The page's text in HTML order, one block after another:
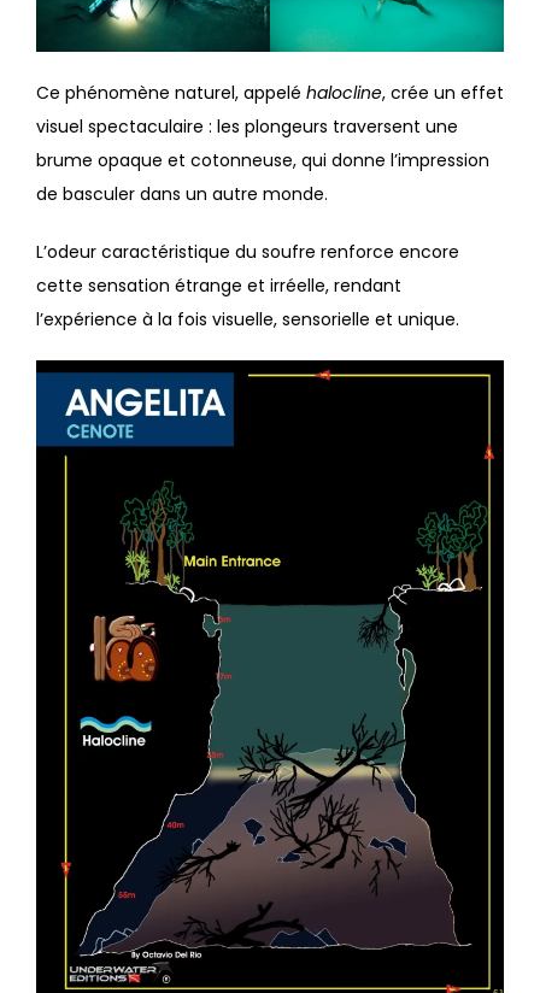
Ce phénomène naturel, appelé halocline, crée un effet
visuel spectaculaire : les plongeurs traversent une
brume opaque et cotonneuse, qui donne l’impression
de basculer dans un autre monde.
L’odeur caractéristique du soufre renforce encore
cette sensation étrange et irréelle, rendant
l’expérience à la fois visuelle, sensorielle et unique.